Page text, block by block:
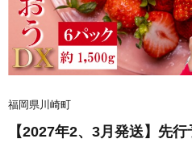
福岡県川崎町
【2027年2、3月発送】先